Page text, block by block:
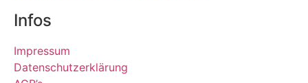
Infos
Impressum
Datenschutzerklärung